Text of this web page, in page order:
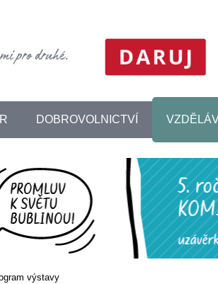
DOBROVOLNICTVÍ
výstavy